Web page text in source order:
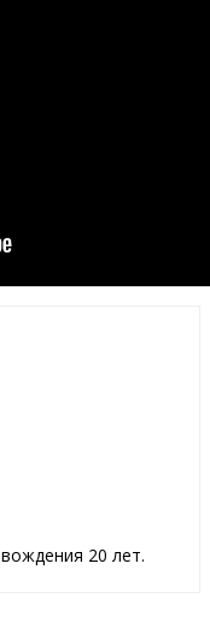
20 лет.